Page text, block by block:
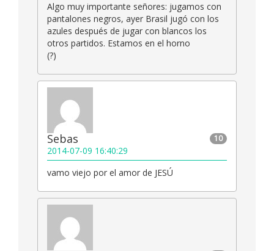
Algo muy importante señores: jugamos con
pantalones negros, ayer Brasil jugó con los
azules después de jugar con blancos los
otros partidos. Estamos en el horno
(?)
10
Sebas
2014-07-09 16:40:29
vamo viejo por el amor de JESÚ